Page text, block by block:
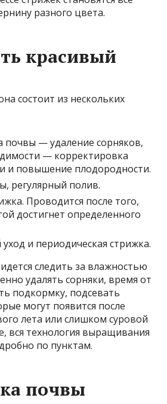
разного цвета.
красивый
состоит из нескольких
почвы — удаление сорняков,
— корректировка
и повышение плодородности.
регулярный полив.
Проводится после того,
достигнет определенного
и периодическая стрижка.
следить за влажностью
удалять сорняки, время от
подкормку, подсевать
могут появится после
лета или слишком суровой
вся технология выращивания
по пунктам.
почвы